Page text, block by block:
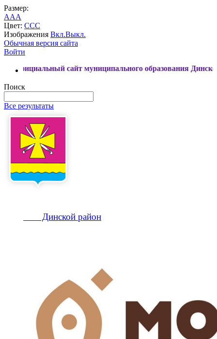
Размер:
AAA
Цвет: CCC
Изображения Вкл.Выкл.
Обычная версия сайта
Войти
сайт муниципального образования Динской район
Поиск
Все результаты
Динской район